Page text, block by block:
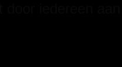
iedereen
schilder, de